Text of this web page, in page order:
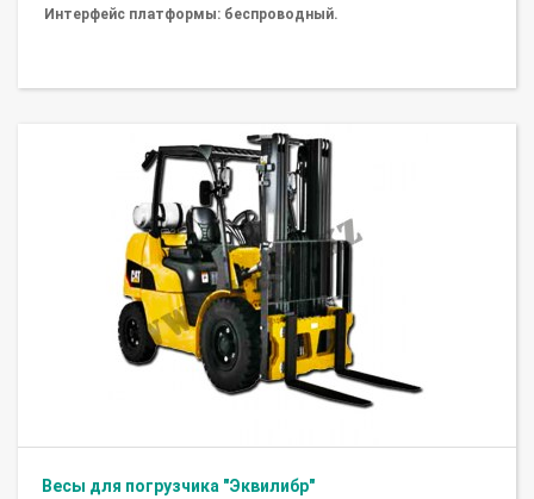
Интерфейс платформы: беспроводный.
Весы для погрузчика "Эквилибр"